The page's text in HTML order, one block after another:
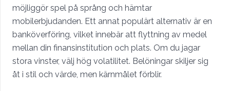
möjliggör spel på språng och hämtar
mobilerbjudanden. Ett annat populärt alternativ är en
banköverföring, vilket innebär att flyttning av medel
mellan din finansinstitution och plats. Om du jagar
stora vinster, välj hög volatilitet. Belöningar skiljer sig
åt i stil och värde, men kärnmålet förblir.